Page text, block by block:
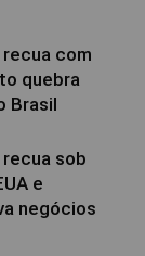
com
quebra
Brasil
sob
e
negócios